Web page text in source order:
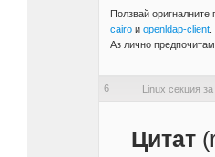
Ползвай оригналните
cairoи openldap-client.
Аз лично
6 Linux секция
Цитат